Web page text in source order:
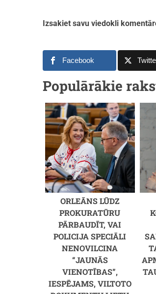
Izsakiet savu viedokli
Facebook
Populārākie
ORLEĀNS LŪDZ
PROKURATŪRU
PĀRBAUDĪT, VAI
POLICIJA SPECIĀLI
NENOVILCINA
“JAUNĀS
VIENOTĪBAS”,
IESPĒJAMS, VILTOTO